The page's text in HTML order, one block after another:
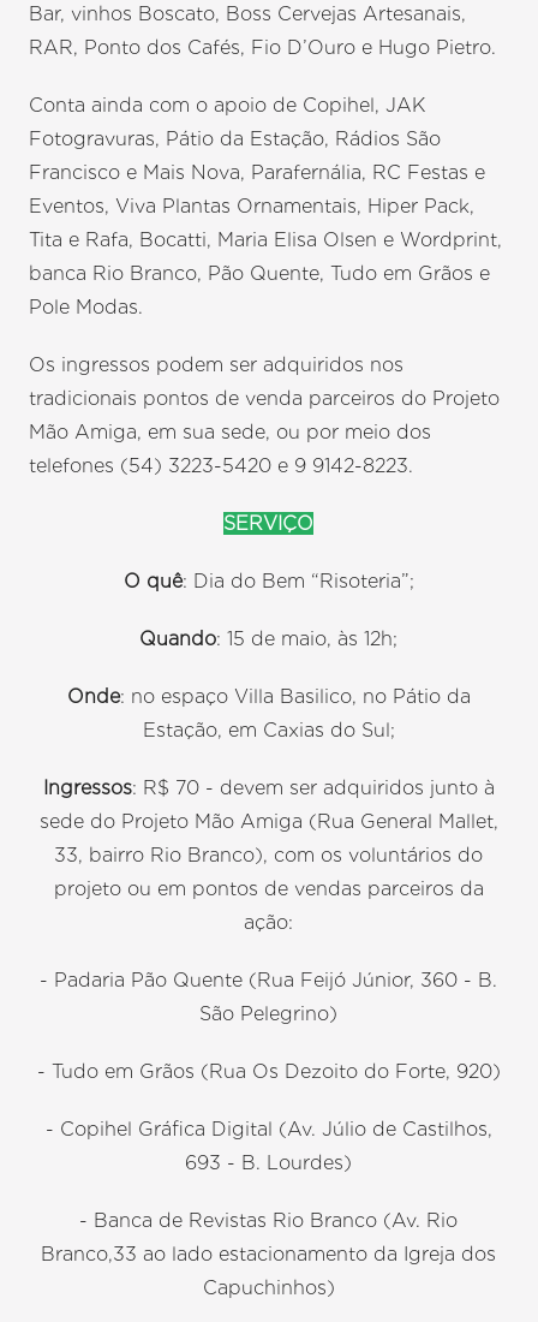
Bar, vinhos Boscato, Boss Cervejas Artesanais,
RAR, Ponto dos Cafés, Fio D’Ouro e Hugo Pietro.
Conta ainda com o apoio de Copihel, JAK
Fotogravuras, Pátio da Estação, Rádios São
Francisco e Mais Nova, Parafernália, RC Festas e
Eventos, Viva Plantas Ornamentais, Hiper Pack,
Tita e Rafa, Bocatti, Maria Elisa Olsen e Wordprint,
banca Rio Branco, Pão Quente, Tudo em Grãos e
Pole Modas.
Os ingressos podem ser adquiridos nos
tradicionais pontos de venda parceiros do Projeto
Mão Amiga, em sua sede, ou por meio dos
telefones (54) 3223-5420 e 9 9142-8223.
SERVIÇO
O quê: Dia do Bem “Risoteria”;
Quando: 15 de maio, às 12h;
Onde: no espaço Villa Basilico, no Pátio da
Estação, em Caxias do Sul;
Ingressos: R$ 70 - devem ser adquiridos junto à
sede do Projeto Mão Amiga (Rua General Mallet,
33, bairro Rio Branco), com os voluntários do
projeto ou em pontos de vendas parceiros da
ação:
- Padaria Pão Quente (Rua Feijó Júnior, 360 - B.
São Pelegrino)
- Tudo em Grãos (Rua Os Dezoito do Forte, 920)
- Copihel Gráfica Digital (Av. Júlio de Castilhos,
693 - B. Lourdes)
- Banca de Revistas Rio Branco (Av. Rio
Branco,33 ao lado estacionamento da Igreja dos
Capuchinhos)